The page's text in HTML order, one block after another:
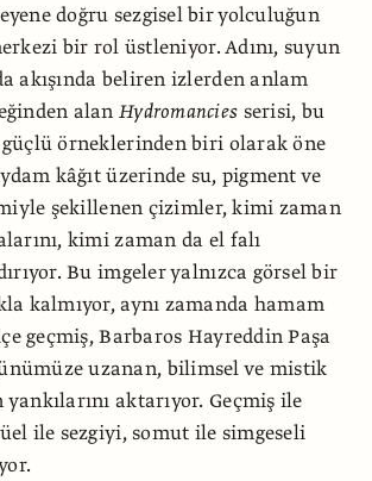
doğru sezgisel bir yolculuğun
bir rol üstleniyor. Adını, suyun
akışında beliren izlerden anlam
alanHydromancies serisi, bu
güçlü örneklerinden biri olarak öne
kâğıt üzerinde su, pigment ve
şekillenen çizimler, kimi zaman
kimi zaman da el falı
Bu imgeler yalnızca görsel bir
kalmıyor, aynı zamanda hamam
geçmiş, Barbaros Hayreddin Paşa
uzanan, bilimsel ve mistik
aktarıyor. Geçmiş ile
ile sezgiyi, somut ile simgeseli